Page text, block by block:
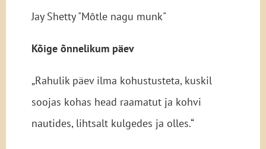
Jay Shetty "Mõtle nagu munk"
Kõige õnnelikum päev
„Rahulik päev ilma kohustusteta, kuskil
soojas kohas head raamatut ja kohvi
nautides, lihtsalt kulgedes ja olles.“